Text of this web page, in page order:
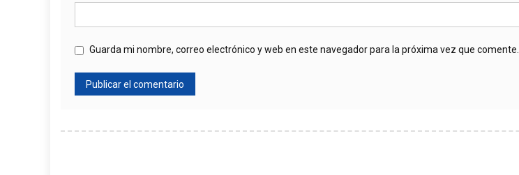
Guarda mi nombre, correo electrónico y web en este navegador para la próxima vez que comente.